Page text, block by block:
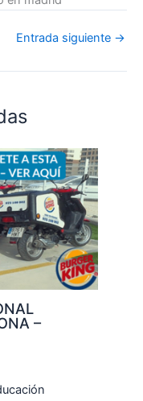
Entrada siguiente →
–